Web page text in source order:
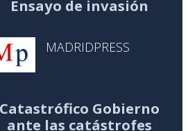
Ensayo de invasión
MADRIDPRESS
Catastrófico Gobierno
ante las catástrofes